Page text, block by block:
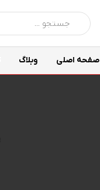
صفحه اصلی وبلاگ